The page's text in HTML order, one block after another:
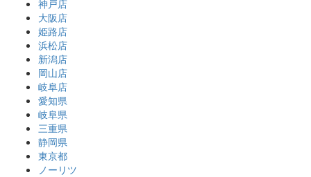
神戸店
大阪店
姫路店
浜松店
新潟店
岡山店
岐阜店
愛知県
岐阜県
三重県
静岡県
東京都
ノーリツ